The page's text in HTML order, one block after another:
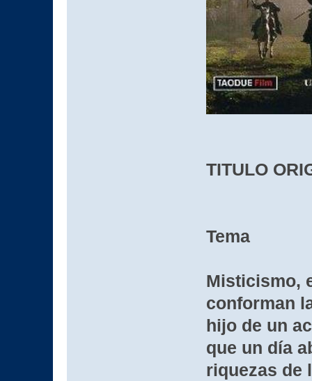
TITULO
Tema
Misticismo,
conforman
hijo de un
que un día
riquezas de